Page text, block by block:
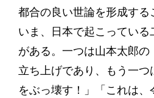
都合の良い世論を形成する
いま、日本で起こっている
がある。一つは山本太郎
立ち上げであり、もう一つ
をぶっ壊す！」「これは、